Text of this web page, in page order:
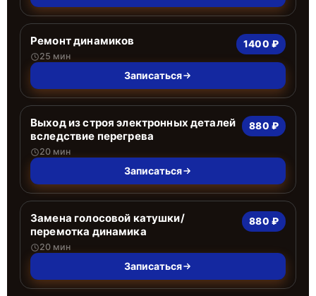
Ремонт динамиков
25 мин
1400 ₽
Записаться
Выход из строя электронных деталей
вследствие перегрева
20 мин
880 ₽
Записаться
Замена голосовой катушки/
перемотка динамика
20 мин
880 ₽
Записаться